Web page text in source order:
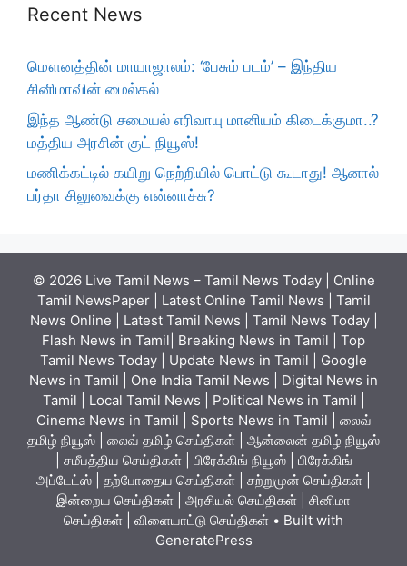
Recent News
மௌனத்தின் மாயாஜாலம்: ‘பேசும் படம்’ – இந்திய
சினிமாவின் மைல்கல்
இந்த ஆண்டு சமையல் எரிவாயு மானியம் கிடைக்குமா..?
மத்திய அரசின் குட் நியூஸ்!
மணிக்கட்டில் கயிறு நெற்றியில் பொட்டு கூடாது! ஆனால்
பர்தா சிலுவைக்கு என்னாச்சு?
© 2026 Live Tamil News – Tamil News Today | Online
Tamil NewsPaper | Latest Online Tamil News | Tamil
News Online | Latest Tamil News | Tamil News Today |
Flash News in Tamil| Breaking News in Tamil | Top
Tamil News Today | Update News in Tamil | Google
News in Tamil | One India Tamil News | Digital News in
Tamil | Local Tamil News | Political News in Tamil |
Cinema News in Tamil | Sports News in Tamil | லைவ்
தமிழ் நியூஸ் | லைவ் தமிழ் செய்திகள் | ஆன்லைன் தமிழ் நியூஸ்
| சமீபத்திய செய்திகள் | பிரேக்கிங் நியூஸ் | பிரேக்கிங்
அப்டேட்ஸ் | தற்போதைய செய்திகள் | சற்றுமுன் செய்திகள் |
இன்றைய செய்திகள் | அரசியல் செய்திகள் | சினிமா
செய்திகள் | விளையாட்டு செய்திகள் • Built with
GeneratePress